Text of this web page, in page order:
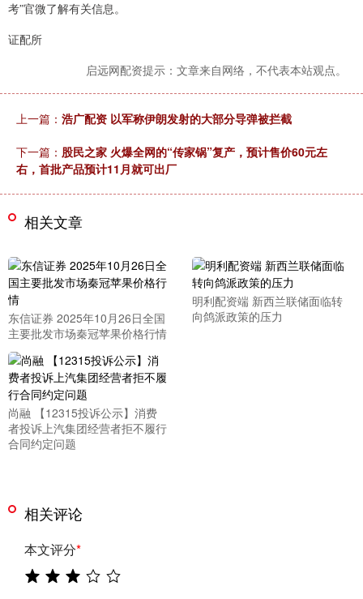
考”官微了解有关信息。
证配所
启远网配资提示：文章来自网络，不代表本站观点。
上一篇： 浩广配资 以军称伊朗发射的大部分导弹被拦截
下一篇： 股民之家 火爆全网的“传家锅”复产，预计售价60元左
右，首批产品预计11月就可出厂
相关文章
东信证券 2025年10月26日全国
主要批发市场秦冠苹果价格行情
明利配资端 新西兰联储面临转
向鸽派政策的压力
尚融 【12315投诉公示】消费
者投诉上汽集团经营者拒不履行
合同约定问题
相关评论
本文评分*